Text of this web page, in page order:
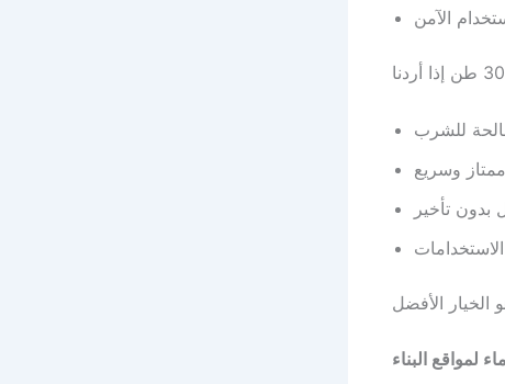
الآمن
للشرب
وسريع
تأخير
لمواقع البناء